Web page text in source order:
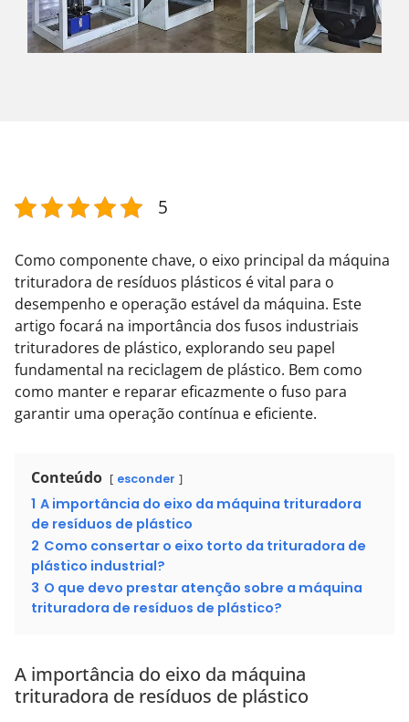
5
Como componente chave, o eixo principal da máquina
trituradora de resíduos plásticos é vital para o
desempenho e operação estável da máquina. Este
artigo focará na importância dos fusos industriais
trituradores de plástico, explorando seu papel
fundamental na reciclagem de plástico. Bem como
como manter e reparar eficazmente o fuso para
garantir uma operação contínua e eficiente.
Conteúdo esconder
1 A importância do eixo da máquina trituradora
de resíduos de plástico
2 Como consertar o eixo torto da trituradora de
plástico industrial?
3 O que devo prestar atenção sobre a máquina
trituradora de resíduos de plástico?
A importância do eixo da máquina
trituradora de resíduos de plástico